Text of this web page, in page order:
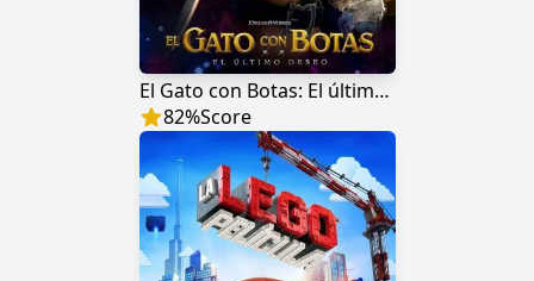
El Gato con Botas: El último deseo
82%Score